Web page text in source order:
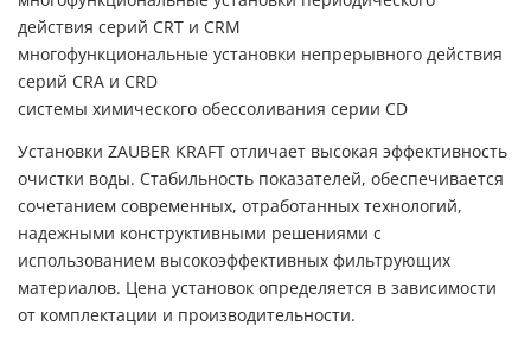
действия серий CRT и CRM
многофункциональные установки непрерывного действия
серий CRA и CRD
системы химического обессоливания серии CD
Установки ZAUBER KRAFT отличает высокая эффективность
очистки воды. Стабильность показателей, обеспечивается
сочетанием современных, отработанных технологий,
надежными конструктивными решениями с
использованием высокоэффективных фильтрующих
материалов. Цена установок определяется в зависимости
от комплектации и производительности.